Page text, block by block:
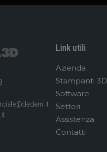
Link utili
Azienda
Stampanti 3D
Software
Settori
Assistenza
Contatti